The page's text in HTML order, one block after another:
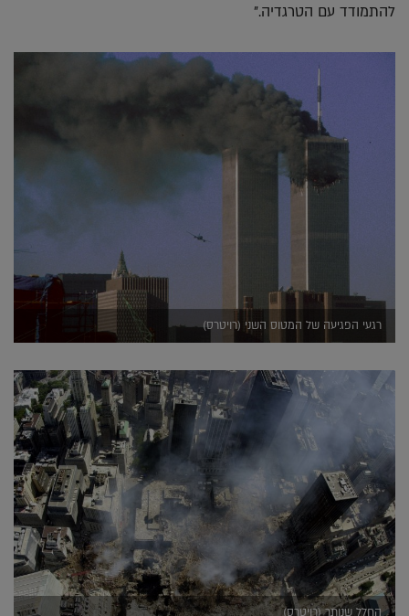
להתמודד עם הטרגדיה."
רגעי הפגיעה של המטוס השני (רויטרס)
החלל שנותר (רויטרס)